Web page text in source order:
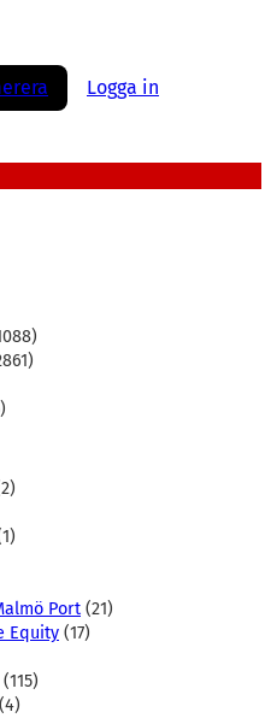
Logga in
Port (21)
Equity (17)
(115)
(4)